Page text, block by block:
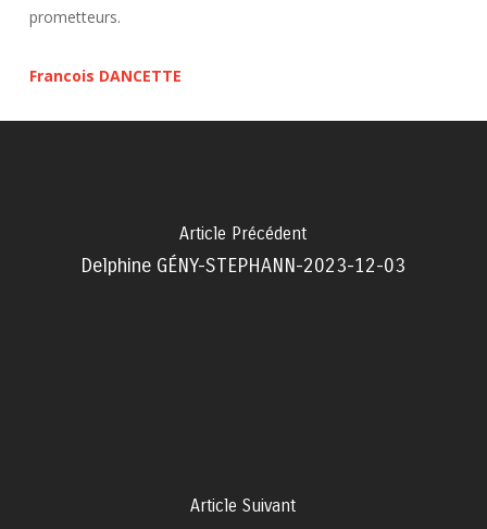
prometteurs.
Francois DANCETTE
Article Précédent
Delphine GÉNY-STEPHANN-2023-12-03
Article Suivant